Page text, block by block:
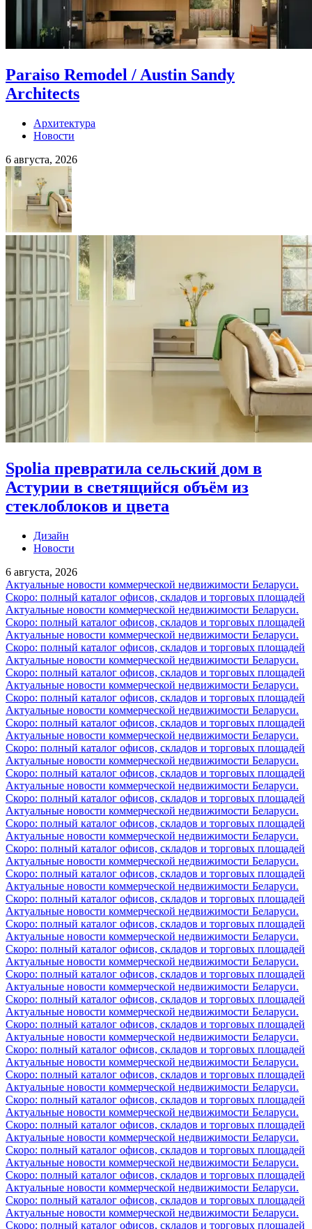
Paraiso Remodel / Austin Sandy
Architects
Архитектура
Новости
6 августа, 2026
Spolia превратила сельский дом в
Астурии в светящийся объём из
стеклоблоков и цвета
Дизайн
Новости
6 августа, 2026
Актуальные новости коммерческой недвижимости Беларуси.
Скоро: полный каталог офисов, складов и торговых площадей
Актуальные новости коммерческой недвижимости Беларуси.
Скоро: полный каталог офисов, складов и торговых площадей
Актуальные новости коммерческой недвижимости Беларуси.
Скоро: полный каталог офисов, складов и торговых площадей
Актуальные новости коммерческой недвижимости Беларуси.
Скоро: полный каталог офисов, складов и торговых площадей
Актуальные новости коммерческой недвижимости Беларуси.
Скоро: полный каталог офисов, складов и торговых площадей
Актуальные новости коммерческой недвижимости Беларуси.
Скоро: полный каталог офисов, складов и торговых площадей
Актуальные новости коммерческой недвижимости Беларуси.
Скоро: полный каталог офисов, складов и торговых площадей
Актуальные новости коммерческой недвижимости Беларуси.
Скоро: полный каталог офисов, складов и торговых площадей
Актуальные новости коммерческой недвижимости Беларуси.
Скоро: полный каталог офисов, складов и торговых площадей
Актуальные новости коммерческой недвижимости Беларуси.
Скоро: полный каталог офисов, складов и торговых площадей
Актуальные новости коммерческой недвижимости Беларуси.
Скоро: полный каталог офисов, складов и торговых площадей
Актуальные новости коммерческой недвижимости Беларуси.
Скоро: полный каталог офисов, складов и торговых площадей
Актуальные новости коммерческой недвижимости Беларуси.
Скоро: полный каталог офисов, складов и торговых площадей
Актуальные новости коммерческой недвижимости Беларуси.
Скоро: полный каталог офисов, складов и торговых площадей
Актуальные новости коммерческой недвижимости Беларуси.
Скоро: полный каталог офисов, складов и торговых площадей
Актуальные новости коммерческой недвижимости Беларуси.
Скоро: полный каталог офисов, складов и торговых площадей
Актуальные новости коммерческой недвижимости Беларуси.
Скоро: полный каталог офисов, складов и торговых площадей
Актуальные новости коммерческой недвижимости Беларуси.
Скоро: полный каталог офисов, складов и торговых площадей
Актуальные новости коммерческой недвижимости Беларуси.
Скоро: полный каталог офисов, складов и торговых площадей
Актуальные новости коммерческой недвижимости Беларуси.
Скоро: полный каталог офисов, складов и торговых площадей
Актуальные новости коммерческой недвижимости Беларуси.
Скоро: полный каталог офисов, складов и торговых площадей
Актуальные новости коммерческой недвижимости Беларуси.
Скоро: полный каталог офисов, складов и торговых площадей
Актуальные новости коммерческой недвижимости Беларуси.
Скоро: полный каталог офисов, складов и торговых площадей
Актуальные новости коммерческой недвижимости Беларуси.
Скоро: полный каталог офисов, складов и торговых площадей
Актуальные новости коммерческой недвижимости Беларуси.
Скоро: полный каталог офисов, складов и торговых площадей
Актуальные новости коммерческой недвижимости Беларуси.
Скоро: полный каталог офисов, складов и торговых площадей